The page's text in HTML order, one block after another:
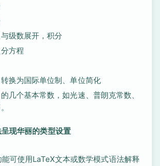
级数展开，积分
方程
换为国际单位制、单位简化
几个基本常数，如光速、普朗克常数、
现华丽的类型设置
能可使用LaTeX文本或数学模式语法解释